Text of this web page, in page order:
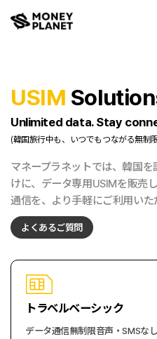
USIM
Unlimited data. Stay
(韓国旅行中も、いつでもつながる無制
マネープラネットでは、韓国を
けに、 データ専用USIMを販売し
通信を、 より手軽にご利用いた
よくあるご質問
トラベルベーシック
データ通信無制限音声・SMSな